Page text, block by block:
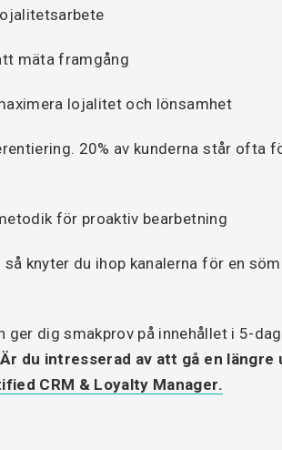
mäta framgång
lojalitet och lönsamhet
20% av kunderna står ofta
för proaktiv bearbetning
knyter du ihop kanalerna för en
ger dig smakprov på innehållet i 5-
Är du intresserad av att gå en längre
CRM & Loyalty Manager.